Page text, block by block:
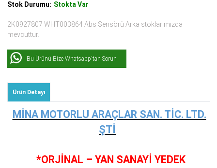
Stok Durumu: Stokta Var
2K0927807 WHT003864 Abs Sensörü Arka stoklarımızda
mevcuttur.
Bu Ürünü Bize Whatsapp'tan Sorun
Ürün Detayı
MİNA MOTORLU ARAÇLAR SAN. TİC. LTD.
ŞTİ
*ORJİNAL – YAN SANAYİ YEDEK